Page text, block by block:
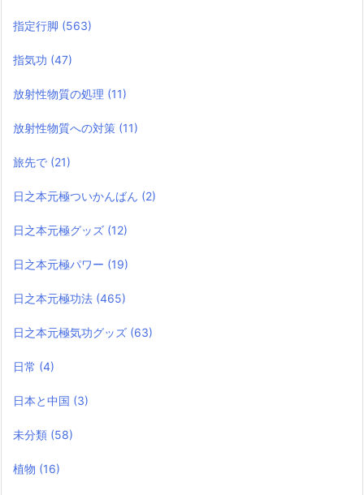
指定行脚 (563)
指気功 (47)
放射性物質の処理 (11)
放射性物質への対策 (11)
旅先で (21)
日之本元極ついかんばん (2)
日之本元極グッズ (12)
日之本元極パワー (19)
日之本元極功法 (465)
日之本元極気功グッズ (63)
日常 (4)
日本と中国 (3)
未分類 (58)
植物 (16)